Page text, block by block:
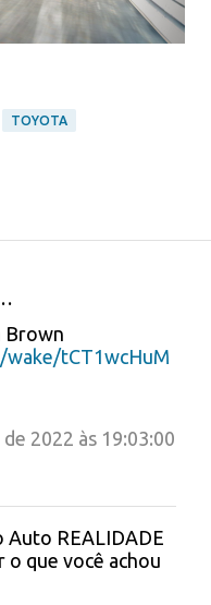
TOYOTA
Brown
tCT1wcHuM
2022 às 19:03:00
Auto REALIDADE
o que você achou